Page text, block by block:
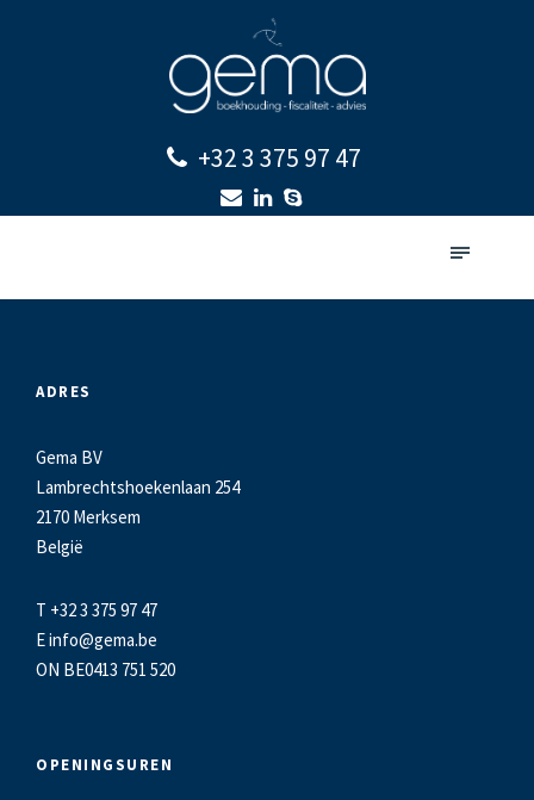
+32 3 375 97 47
ADRES
Gema BV
Lambrechtshoekenlaan 254
2170 Merksem
België
T +32 3 375 97 47
Einfo@gema.be
ON BE0413 751 520
OPENINGSUREN